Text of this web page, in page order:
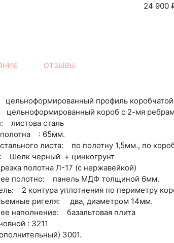
24 900
ОТЗЫВЫ
профиль коробчатой
короб с 2-мя
листова сталь
: 65мм.
листа: по полотну 1,5мм., по
Шелк черный + цинкогрунт
полотна Л-17 (с нержавейкой)
полотно: панель МДФ толщиной 6мм.
2 контура уплотнения по периметру
ригеля: два, диаметром 14мм.
наполнение: базальтовая плита
: 3211
3001.